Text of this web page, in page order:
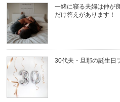
一緒に寝る夫婦は仲が
だけ答えがあります！
30代夫・旦那の誕生日